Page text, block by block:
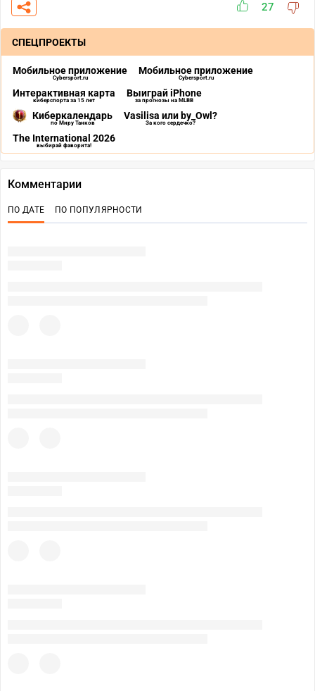
27
СПЕЦПРОЕКТЫ
Мобильное приложение
Cybersport.ru
Мобильное приложение
Cybersport.ru
Интерактивная карта
киберспорта за 15 лет
Выиграй iPhone
за прогнозы на MLBB
Киберкалендарь
по Миру Танков
Vasilisa или by_Owl?
За кого сердечко?
The International 2026
выбирай фаворита!
Комментарии
ПО ДАТЕ ПО ПОПУЛЯРНОСТИ